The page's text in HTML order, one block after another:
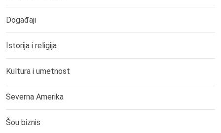
Događaji
Istorija i religija
Kultura i umetnost
Severna Amerika
Šou biznis